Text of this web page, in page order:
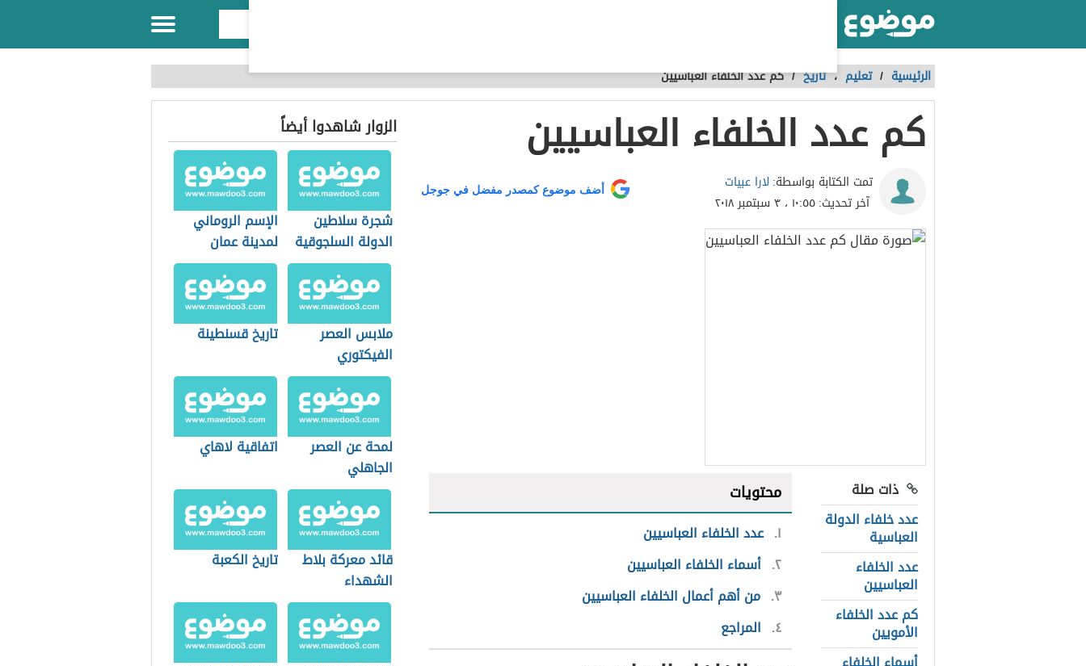
الرئيسية / تعليم ،تاريخ /كم عدد الخلفاء العباسيين
كم عدد الخلفاء العباسيين
تمت الكتابة بواسطة:لارا عبيات
آخر تحديث:١٠:٥٥ ، ٣ سبتمبر ٢٠١٨
أضف موضوع كمصدر مفضل في جوجل
ذات صلة
عدد خلفاء الدولة
العباسية
عدد الخلفاء
العباسيين
كم عدد الخلفاء
الأمويين
محتويات
١ عدد الخلفاء العباسيين
٢ أسماء الخلفاء العباسيين
٣ من أهم أعمال الخلفاء العباسيين
٤ المراجع
الزوار شاهدوا أيضاً
شجرة سلاطين
الدولة السلجوقية
الإسم الروماني
لمدينة عمان
ملابس العصر
الفيكتوري
تاريخ قسنطينة
لمحة عن العصر
الجاهلي
اتفاقية لاهاي
قائد معركة بلاط
الشهداء
تاريخ الكعبة